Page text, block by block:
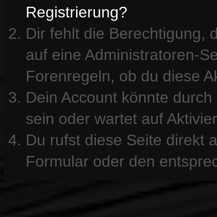
Registrierung?
Dir fehlt die Berechtigung,
auf eine Administratoren-
Forenregeln, ob du diese
Dein Account könnte
sein oder wartet auf
Du rufst diese Seite direkt
Formular oder den